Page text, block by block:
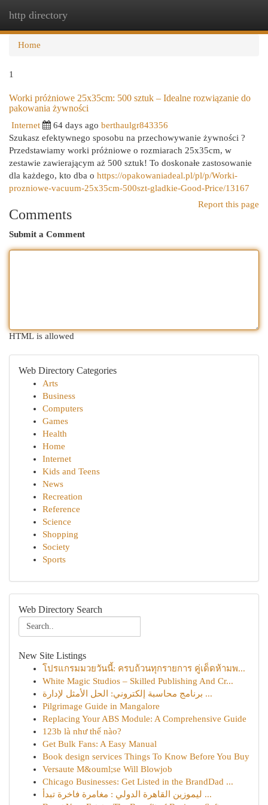
http directory
Home
1
Worki próżniowe 25x35cm: 500 sztuk – Idealne rozwiązanie do
pakowania żywności
Internet 64 days ago berthaulgr843356
Szukasz efektywnego sposobu na przechowywanie żywności ?
Przedstawiamy worki próżniowe o rozmiarach 25x35cm, w
zestawie zawierającym aż 500 sztuk! To doskonałe zastosowanie
dla każdego, kto dba o https://opakowaniadeal.pl/pl/p/Worki-
prozniowe-vacuum-25x35cm-500szt-gladkie-Good-Price/13167
Report this page
Comments
Submit a Comment
HTML is allowed
Web Directory Categories
Arts
Business
Computers
Games
Health
Home
Internet
Kids and Teens
News
Recreation
Reference
Science
Shopping
Society
Sports
Web Directory Search
New Site Listings
โปรแกรมมวยวันนี้: ครบถ้วนทุกรายการ คู่เด็ดห้ามพ...
White Magic Studios – Skilled Publishing And Cr...
برنامج محاسبة إلكتروني: الحل الأمثل لإدارة ...
Pilgrimage Guide in Mangalore
Replacing Your ABS Module: A Comprehensive Guide
123b là như thế nào?
Get Bulk Fans: A Easy Manual
Book design services Things To Know Before You Buy
Versaute M&ouml;se Will Blowjob
Chicago Businesses: Get Listed in the BrandDad ...
ليموزين القاهرة الدولي : مغامرة فاخرة تبدأ ...